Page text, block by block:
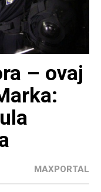
– ovaj
MAXPORTAL